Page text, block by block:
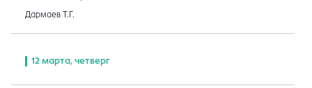
Дармаев Т.Г.
12 марта, четверг